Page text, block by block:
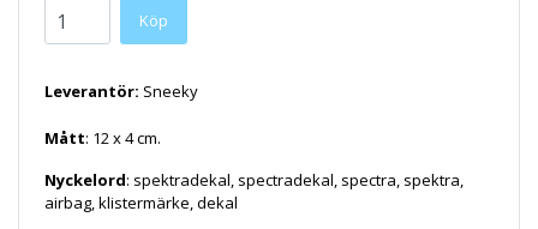
Köp
Leverantör: Sneeky
Mått: 12 x 4 cm.
Nyckelord: spektradekal, spectradekal, spectra, spektra,
airbag, klistermärke, dekal